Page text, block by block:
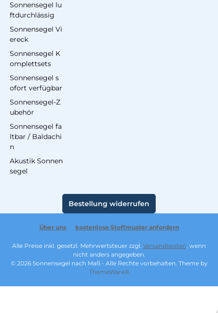
Sonnensegel lu
ftdurchlässig
Sonnensegel Vi
ereck
Sonnensegel K
omplettsets
Sonnensegel s
ofort verfügbar
Sonnensegel-Z
ubehör
Sonnensegel fa
ltbar / Baldachi
n
Akustik Sonnen
segel
Bestellung widerrufen
Über uns kostenlose Stoffmuster anfordern
Alle Preise inkl. gesetzl. Mehrwertsteuer zzgl. Versandkosten, wenn
nicht anders angegeben.
© 2026 Sonnensegel nach Maß - Alle Rechte vorbehalten. Theme by
ThemeWare®